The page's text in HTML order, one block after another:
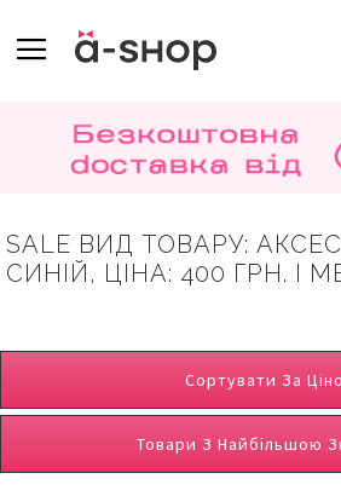
TO
CONTENT
SALE ВИД ТОВАРУ:
СИНІЙ, ЦІНА: 400 ГРН. І
Сортувати За
Товари З Найбільшою